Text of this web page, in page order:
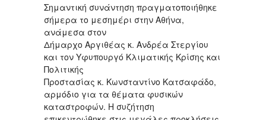
Σημαντική συνάντηση πραγματοποιήθηκε
σήμερα το μεσημέρι στην Αθήνα,
ανάμεσα στον
Δήμαρχο Αργιθέας κ. Ανδρέα Στεργίου
και τον Υφυπουργό Κλιματικής Κρίσης και
Πολιτικής
Προστασίας κ. Κωνσταντίνο Κατσαφάδο,
αρμόδιο για τα θέματα φυσικών
καταστροφών. Η συζήτηση